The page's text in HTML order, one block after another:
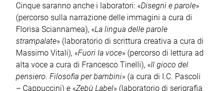
Cinque saranno anche i laboratori: «Disegni e parole»
(percorso sulla narrazione delle immagini a cura di
Florisa Sciannamea), «La lingua delle parole
strampalate» (laboratorio di scrittura creativa a cura di
Massimo Vitali), «Fuori la voce» (percorso di lettura ad
alta voce a cura di Francesco Tinelli), «Il gioco del
pensiero. Filosofia per bambini» (a cura di I.C. Pascoli
– Cappuccini) e «Zebù Label» (laboratorio di serigrafia